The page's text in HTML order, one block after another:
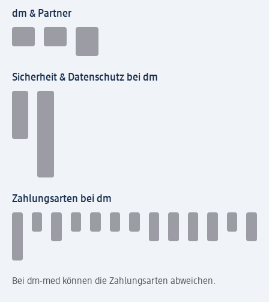
dm & Partner
Sicherheit & Datenschutz bei dm
Zahlungsarten bei dm
Bei dm-med können die Zahlungsarten abweichen.